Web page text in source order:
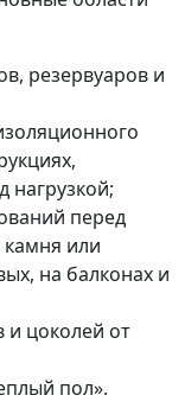
резервуаров и
перед
камня или
на балконах и
и цоколей от
пол».